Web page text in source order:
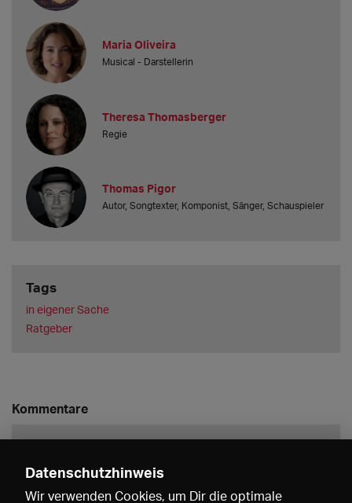
Maria Oliveira
Musical - Darstellerin
Theresa Thomasberger
Regie
Thomas Pigor
Autor, Songtexter, Komponist, Sänger, Schauspieler
Tags
in eigener Sache
Ratgeber
Kommentare
Datenschutzhinweis
Wir verwenden Cookies, um Dir die optimale